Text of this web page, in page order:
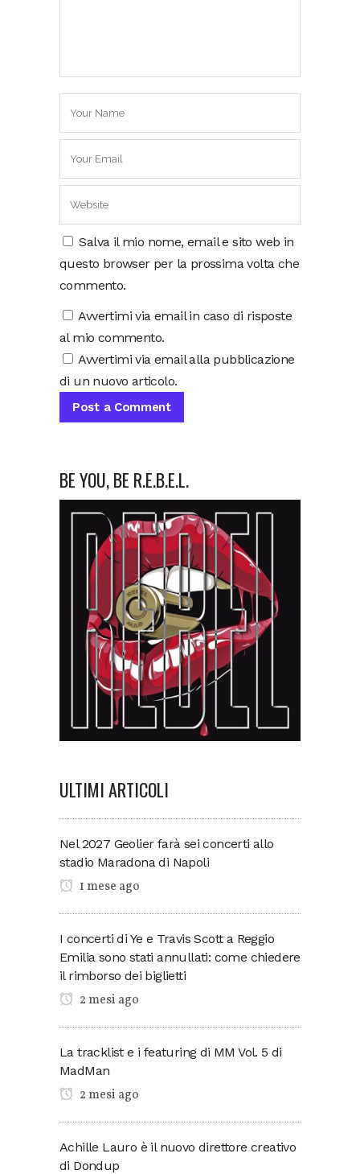
Salva il mio nome, email e sito web in
questo browser per la prossima volta che
commento.
Avvertimi via email in caso di risposte
al mio commento.
Avvertimi via email alla pubblicazione
di un nuovo articolo.
BE YOU, BE R.E.B.E.L.
ULTIMI ARTICOLI
Nel 2027 Geolier farà sei concerti allo
stadio Maradona di Napoli
1 mese ago
I concerti di Ye e Travis Scott a Reggio
Emilia sono stati annullati: come chiedere
il rimborso dei biglietti
2 mesi ago
La tracklist e i featuring di MM Vol. 5 di
MadMan
2 mesi ago
Achille Lauro è il nuovo direttore creativo
di Dondup